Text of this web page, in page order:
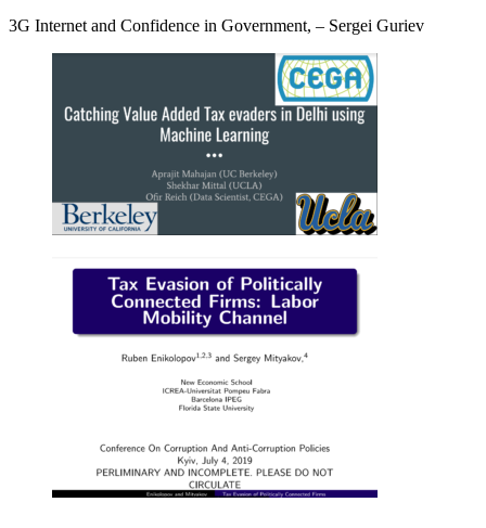
3G Internet and Confidence in Government, – Sergei Guriev